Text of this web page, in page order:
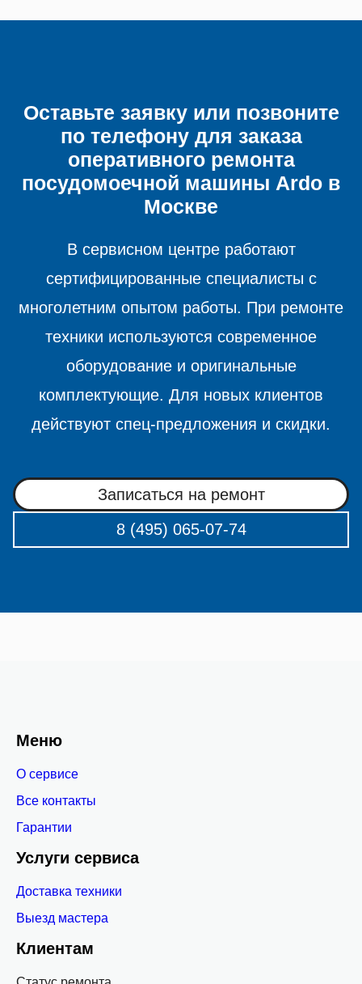
Оставьте заявку или позвоните
по телефону для заказа
оперативного ремонта
посудомоечной машины Ardo в
Москве
В сервисном центре работают
сертифицированные специалисты с
многолетним опытом работы. При ремонте
техники используются современное
оборудование и оригинальные
комплектующие. Для новых клиентов
действуют спец-предложения и скидки.
Записаться на ремонт
8 (495) 065-07-74
Меню
О сервисе
Все контакты
Гарантии
Услуги сервиса
Доставка техники
Выезд мастера
Клиентам